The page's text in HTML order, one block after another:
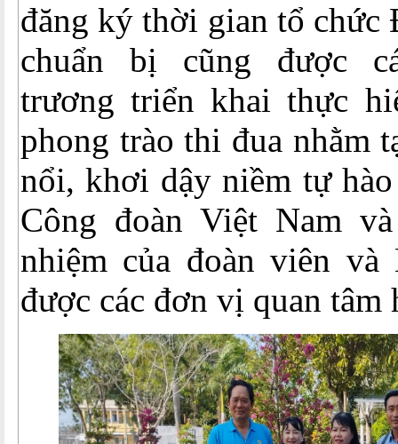
đăng ký thời gian tổ chức
chuẩn bị cũng được
trương triển khai thực
phong trào thi đua nhằm
nổi, khơi dậy niềm tự
Công đoàn Việt Nam
nhiệm của đoàn viên
được các đơn vị quan tâm